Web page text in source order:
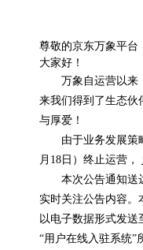
尊敬的京东万象平台
大家好！
万象自运营以来
来我们得到了生态伙
与厚爱！
由于业务发展策
月18日）终止运营，
本次公告通知送
实时关注公告内容。
以电子数据形式发送
“用户在线入驻系统
低于0.01元/次
手机在网时长
0.3元/次